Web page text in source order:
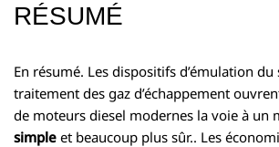
RÉSUMÉ
En résumé. Les dispositifs d’émulation
traitement des gaz d’échappement
de moteurs diesel modernes la voie à un
simple et beaucoup plus sûr.. Les